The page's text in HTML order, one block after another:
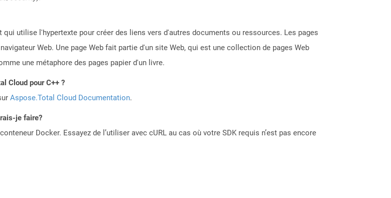
qui utilise l'hypertexte pour créer des liens vers d'autres documents ou ressources. Les pages
Web. Une page Web fait partie d'un site Web, qui est une collection de pages Web
une métaphore des pages papier d'un livre.
Cloud pour C++ ?
Aspose.Total Cloud Documentation.
je faire?
Docker. Essayez de l’utiliser avec cURL au cas où votre SDK requis n’est pas encore